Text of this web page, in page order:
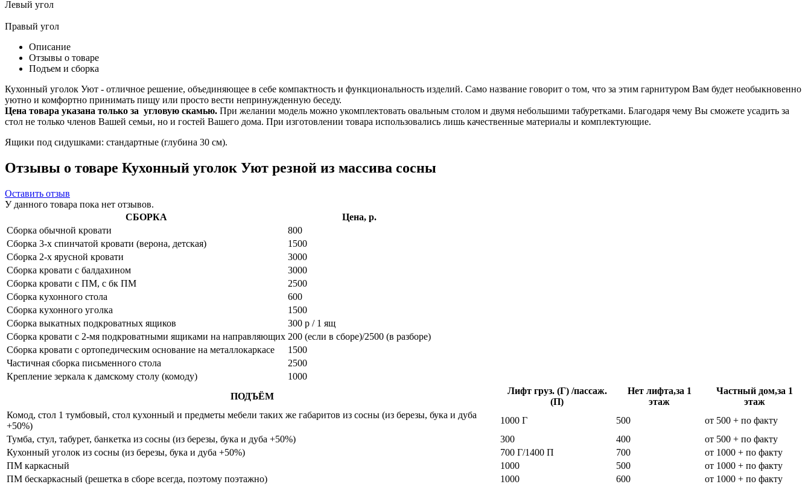
Левый угол
Правый угол
Описание
Отзывы о товаре
Подъем и сборка
Кухонный уголок Уют - отличное решение, объединяющее в себе компактность и функциональность изделий. Само название говорит о том, что за этим гарнитуром Вам будет необыкновенно
уютно и комфортно принимать пищу или просто вести непринужденную беседу.
Цена товара указана только за угловую скамью. При желании модель можно укомплектовать овальным столом и двумя небольшими табуретками. Благодаря чему Вы сможете усадить за
стол не только членов Вашей семьи, но и гостей Вашего дома. При изготовлении товара использовались лишь качественные материалы и комплектующие.
Ящики под сидушками: стандартные (глубина 30 см).
Отзывы о товаре Кухонный уголок Уют резной из массива сосны
Оставить отзыв
У данного товара пока нет отзывов.
СБОРКА
Цена, р.
Сборка обычной кровати
800
Сборка 3-х спинчатой кровати (верона, детская)
1500
Сборка 2-х ярусной кровати
3000
Сборка кровати с балдахином
3000
Сборка кровати с ПМ, с бк ПМ
2500
Сборка кухонного стола
600
Сборка кухонного уголка
1500
Сборка выкатных подкроватных ящиков
300 р / 1 ящ
Сборка кровати с 2-мя подкроватными ящиками на направляющих 200 (если в сборе)/2500 (в разборе)
Сборка кровати с ортопедическим основание на металлокаркасе
1500
Частичная сборка письменного стола
2500
Крепление зеркала к дамскому столу (комоду)
1000
ПОДЪЁМ
Лифт груз. (Г) /пассаж.
(П)
Нет лифта,за 1
этаж
Частный дом,за 1
этаж
Комод, стол 1 тумбовый, стол кухонный и предметы мебели таких же габаритов из сосны (из березы, бука и дуба
+50%)
1000 Г 500
от 500 + по факту
Тумба, стул, табурет, банкетка из сосны (из березы, бука и дуба +50%)
300 400
от 500 + по факту
Кухонный уголок из сосны (из березы, бука и дуба +50%)
700 Г/1400 П 700
от 1000 + по факту
ПМ каркасный
1000 500
от 1000 + по факту
ПМ бескаркасный (решетка в сборе всегда, поэтому поэтажно)
1000 600 от 1000 + по факту